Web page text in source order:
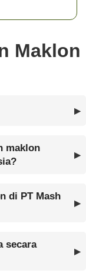
Maklon
maklon
di PT Mash
secara